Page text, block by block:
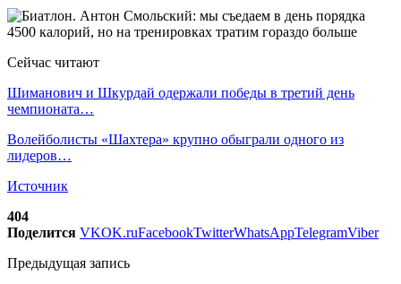
Сейчас читают
Шиманович и Шкурдай одержали победы в третий день
чемпионата…
Волейболисты «Шахтера» крупно обыграли одного из
лидеров…
Источник
404
Поделится VKOK.ruFacebookTwitterWhatsAppTelegramViber
Предыдущая запись